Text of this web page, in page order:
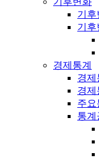
기후
기후
경제통계
경제
경제
주요
통계